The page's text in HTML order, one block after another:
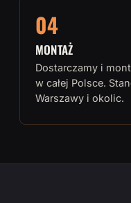
04
MONTAŻ
Dostarczamy i
w całej Polsce.
Warszawy i okolic.